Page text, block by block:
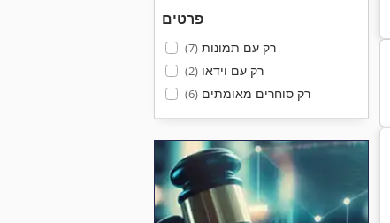
פרטים
רק עם תמונות(7)
רק עם וידאו(2)
רק סוחרים מאומתים(6)
מסמרת הקש על רפידות בלמים